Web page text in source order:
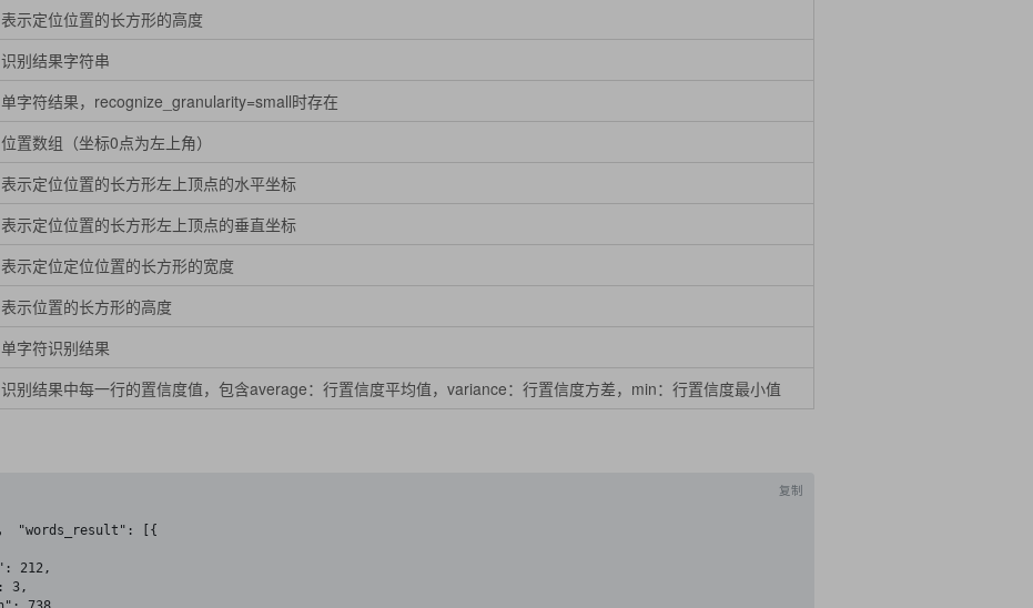
表示定位位置的长方形的高度
识别结果字符串
单字符结果，recognize_granularity=small时存在
位置数组（坐标0点为左上角）
表示定位位置的长方形左上顶点的水平坐标
表示定位位置的长方形左上顶点的垂直坐标
表示定位定位位置的长方形的宽度
表示位置的长方形的高度
单字符识别结果
识别结果中每一行的置信度值，包含average：行置信度平均值，variance：行置信度方差，min：行置信度最小值
复制